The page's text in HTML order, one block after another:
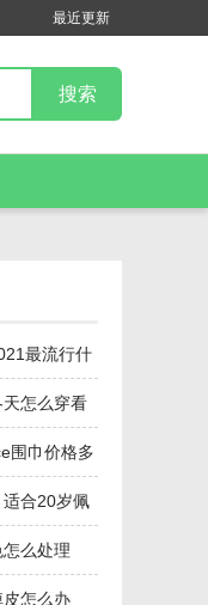
最近更新
最流行什
怎么穿看
围巾价格多
合20岁佩
么处理
怎么办